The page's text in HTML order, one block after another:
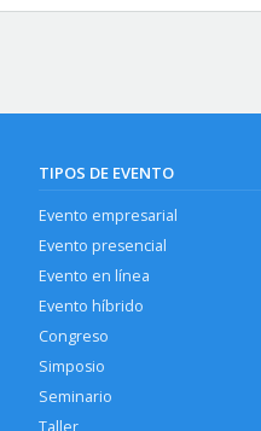
TIPOS DE EVENTO
Evento empresarial
Evento presencial
Evento en línea
Evento híbrido
Congreso
Simposio
Seminario
Taller